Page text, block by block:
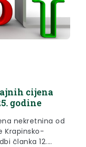
cijena
godine
nekretnina od
Krapinsko-
članka 12.